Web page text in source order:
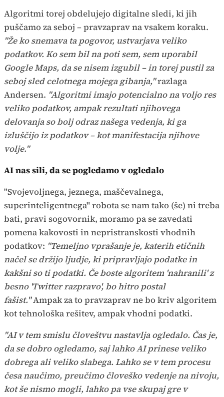
Algoritmi torej obdelujejo digitalne sledi, ki jih
puščamo za seboj – pravzaprav na vsakem koraku.
"Že ko snemava ta pogovor, ustvarjava veliko
podatkov. Ko sem bil na poti sem, sem uporabil
Google Maps, da se nisem izgubil – in torej pustil za
seboj sled celotnega mojega gibanja,"razlaga
Andersen. "Algoritmi imajo potencialno na voljo res
veliko podatkov, ampak rezultati njihovega
delovanja so bolj odraz našega vedenja, ki ga
izluščijo iz podatkov – kot manifestacija njihove
volje."
AI nas sili, da se pogledamo v ogledalo
"Svojevoljnega, jeznega, maščevalnega,
superinteligentnega" robota se nam tako (še) ni treba
bati, pravi sogovornik, moramo pa se zavedati
pomena kakovosti in nepristranskosti vhodnih
podatkov: "Temeljno vprašanje je, katerih etičnih
načel se držijo ljudje, ki pripravljajo podatke in
kakšni so ti podatki. Če boste algoritem 'nahranili' z
besno 'Twitter razpravo', bo hitro postal
fašist."Ampak za to pravzaprav ne bo kriv algoritem
kot tehnološka rešitev, ampak vhodni podatki.
"AI v tem smislu človeštvu nastavlja ogledalo. Čas je,
da se dobro ogledamo, saj lahko AI prinese veliko
dobrega ali veliko slabega. Lahko se v tem procesu
česa naučimo, preučimo človeško vedenje na nivoju,
kot še nismo mogli, lahko pa vse skupaj gre v